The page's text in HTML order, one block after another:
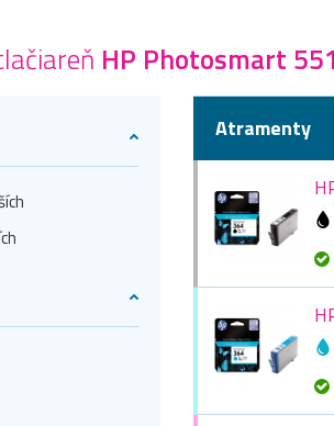
HP Photosmart
Atramenty